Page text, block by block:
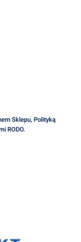
Sklepu, Polityką
RODO.